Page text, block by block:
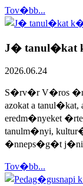
Tov�bb...
J� tanul�kat
2026.06.24
S�rv�r V�ros
azokat a tanul�kat,
eredm�nyeket
tanulm�nyi,
�nneps�g�t
Tov�bb...